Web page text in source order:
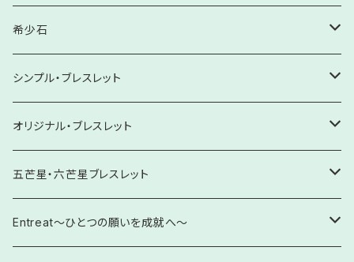
アロマオイル
術前・術後の安定と快方
感染予防
転機を生む
才能開花・実力発揮
人望・仁徳・絆
緊張緩和・誤解解消
積極性
仲間との調和・上下関係良好へ
チャンスをつかむ・勝利
緊張緩和・プレッシャー解消
魅力向上・人気向上・ファンの期待に応える
心身を癒す
悲しみを希望へ
怒りを感謝へ
愛の輝き放つ
依存からの脱却・改善
【8㎜】四神獣ブレスレット
【10㎜】四神獣ブレスレット
【12㎜」四神獣ブレスレット
希少石
原石
ブレスレット
ピアス・イヤリング
ストラップ
シンプル・ブレスレット
【6㎜】ブレスレット
【8㎜】ブレスレット
【10㎜】ブレスレット
オリジナル・ブレスレット
【Krehaオリジナル】ヒーリング・スペシャル
【Krehaオリジナル】覚醒・自己開花
五芒星・六芒星ブレスレット
五芒星ブレスレット
Entreat～ひとつの願いを成就へ～